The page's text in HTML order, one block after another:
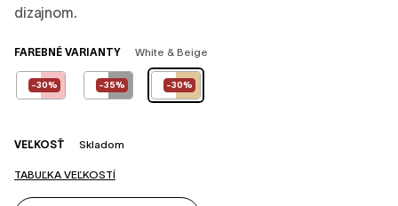
dizajnom.
FAREBNÉ VARIANTY White & Beige
-30% -35% -30%
VEĽKOSŤ Skladom
TABUĽKA VEĽKOSTÍ